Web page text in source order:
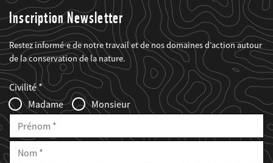
Inscription Newsletter
Restez informé·e de notre travail et de nos domaines d’action autour
de la conservation de la nature.
Web2Case
Infofelder
Fieldset
anrede_name
Civilité
Madame
Monsieur
Prénom
Nom